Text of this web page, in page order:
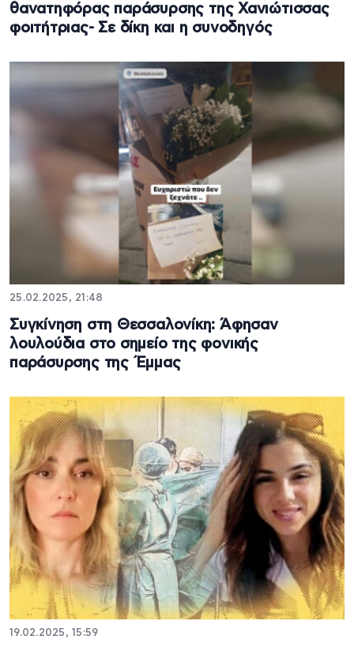
θανατηφόρας παράσυρσης της Χανιώτισσας
φοιτήτριας- Σε δίκη και η συνοδηγός
25.02.2025, 21:48
Συγκίνηση στη Θεσσαλονίκη: Άφησαν
λουλούδια στο σημείο της φονικής
παράσυρσης της Έμμας
19.02.2025, 15:59